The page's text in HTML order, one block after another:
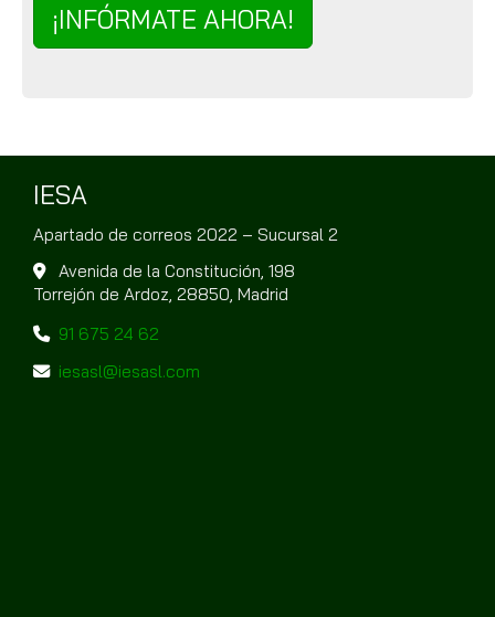
¡INFÓRMATE AHORA!
IESA
Apartado de correos 2022 – Sucursal 2
Avenida de la Constitución, 198
Torrejón de Ardoz, 28850, Madrid
91 675 24 62
iesasl
iesasl.com